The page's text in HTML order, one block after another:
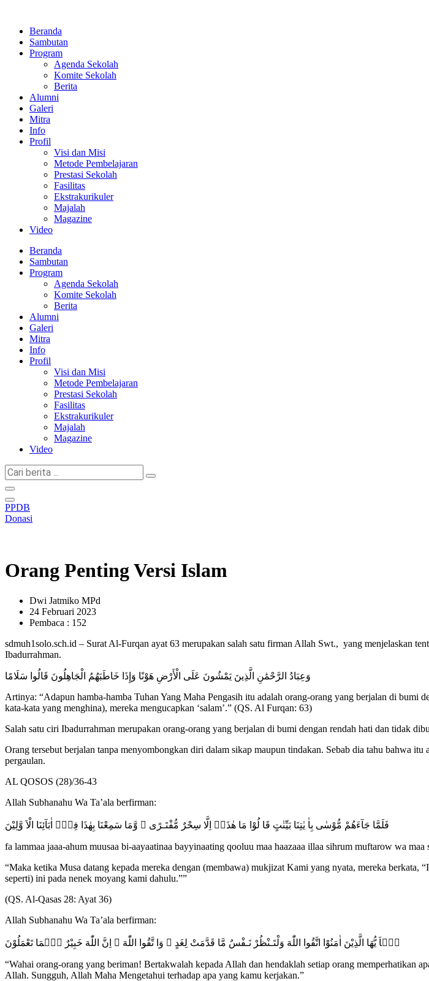
kontenBeranda
Sambutan
Program
Agenda Sekolah
Komite Sekolah
Berita
Alumni
Galeri
Mitra
Info
Profil
Visi dan Misi
Metode Pembelajaran
Prestasi Sekolah
Fasilitas
Ekstrakurikuler
Majalah
Magazine
Video
Beranda
Sambutan
Program
Agenda Sekolah
Komite Sekolah
Berita
Alumni
Galeri
Mitra
Info
Profil
Visi dan Misi
Metode Pembelajaran
Prestasi Sekolah
Fasilitas
Ekstrakurikuler
Majalah
Magazine
Video
Cari
berita
...
PPDB
Donasi
Orang Penting Versi Islam
Dwi Jatmiko MPd
24 Februari 2023
Pembaca : 152
sdmuh1solo.sch.id – Surat Al-Furqan ayat 63 merupakan salah satu firman Allah Swt., yang menjelaskan
Ibadurrahman.
وَعِبَادُ الرَّحْمَٰنِ الَّذِينَ يَمْشُونَ عَلَى الْأَرْضِ هَوْنًا وَإِذَا خَاطَبَهُمُ الْجَاهِلُونَ قَالُوا سَلَامًا
Artinya: “Adapun hamba-hamba Tuhan Yang Maha Pengasih itu adalah orang-orang yang berjalan di bumi
kata-kata yang menghina), mereka mengucapkan ‘salam’.” (QS. Al Furqan: 63)
Salah satu ciri Ibadurrahman merupakan orang-orang yang berjalan di bumi dengan rendah hati dan tidak
Orang tersebut berjalan tanpa menyombongkan diri dalam sikap maupun tindakan. Sebab dia tahu bahwa
pergaulan.
AL QOSOS (28)/36-43
Allah Subhanahu Wa Ta’ala berfirman:
فَلَمَّا جَآءَهُمْ مُّوْسٰى بِاٰ يٰتِنَا بَيِّنٰتٍ قَا لُوْا مَا هٰذَاۤ اِلَّا سِحْرٌ مُّفْتَـرًى ۙ وَّمَا سَمِعْنَا بِهٰذَا فِيْۤ اٰبَآئِنَا الْاَ وَّلِيْنَ
fa lammaa jaaa-ahum muusaa bi-aayaatinaa bayyinaating qooluu maa haazaaa illaa sihrum muftarow wa
“Maka ketika Musa datang kepada mereka dengan (membawa) mukjizat Kami yang nyata, mereka
seperti) ini pada nenek moyang kami dahulu.””
(QS. Al-Qasas 28: Ayat 36)
Allah Subhanahu Wa Ta’ala berfirman:
يٰۤاَ يُّهَا الَّذِيْنَ اٰمَنُوْا اتَّقُوا اللّٰهَ وَلْتَـنْظُرْ نَـفْسٌ مَّا قَدَّمَتْ لِغَدٍ ۚ وَا تَّقُوا اللّٰهَ ۗ اِنَّ اللّٰهَ خَبِيْرٌ بِۢمَا تَعْمَلُوْنَ
“Wahai orang-orang yang beriman! Bertakwalah kepada Allah dan hendaklah setiap orang memperhatikan
Allah. Sungguh, Allah Maha Mengetahui terhadap apa yang kamu kerjakan.”